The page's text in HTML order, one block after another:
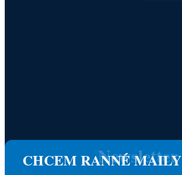
CHCEM RANNÉ MAILY
Newsletter